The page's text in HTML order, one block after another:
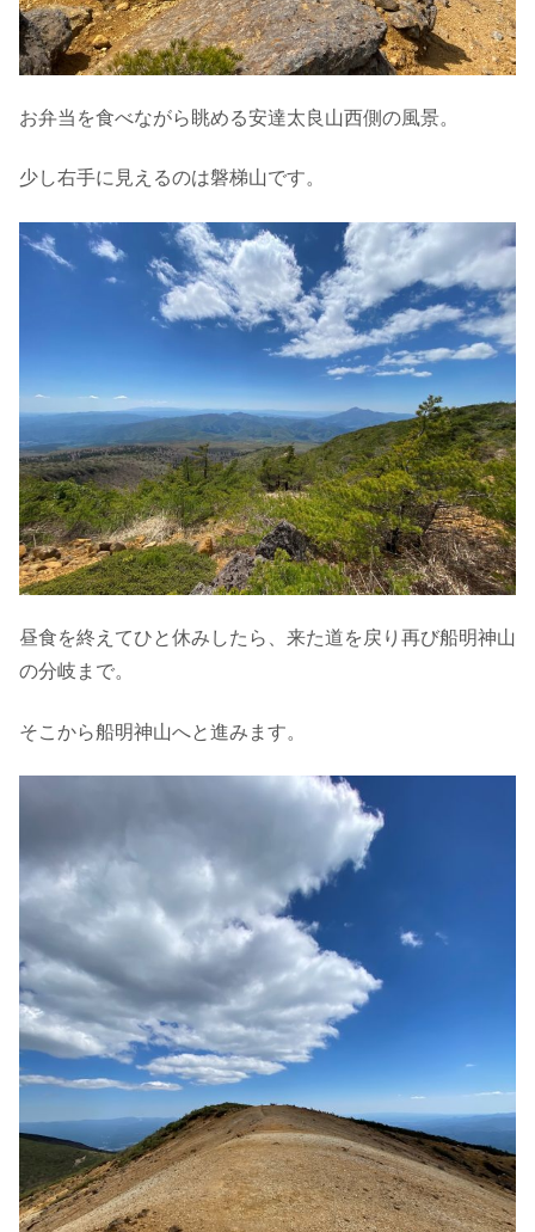
お弁当を食べながら眺める安達太良山西側の風景。
少し右手に見えるのは磐梯山です。
昼食を終えてひと休みしたら、来た道を戻り再び船明神山
の分岐まで。
そこから船明神山へと進みます。